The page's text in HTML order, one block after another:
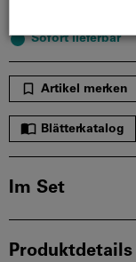
Sofort lieferbar
Artikel merken
Blätterkatalog
Im Set
Produktdetails